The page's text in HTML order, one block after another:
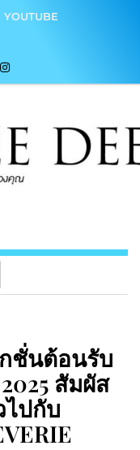
YOUTUBE
ชั่นต้อนรับ
สัมผัส
ปกับ